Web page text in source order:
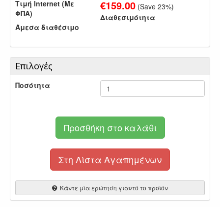
Τιμή Internet (Με
ΦΠΑ)
€159.00 (Save23%)
Διαθεσιμότητα
Άμεσα διαθέσιμο
Επιλογές
Ποσότητα
Προσθήκη στο καλάθι
Στη Λίστα Αγαπημένων
Κάντε μία ερώτηση γιαυτό το προϊόν